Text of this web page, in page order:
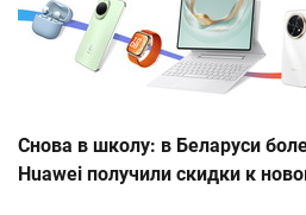
Снова в школу: в Беларуси
Huawei получили скидки к